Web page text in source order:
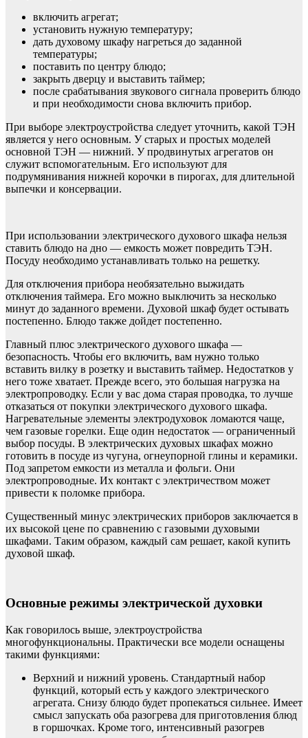
включить агрегат;
установить нужную температуру;
дать духовому шкафу нагреться до заданной
температуры;
поставить по центру блюдо;
закрыть дверцу и выставить таймер;
после срабатывания звукового сигнала проверить блюдо
и при необходимости снова включить прибор.
При выборе электроустройства следует уточнить, какой ТЭН
является у него основным. У старых и простых моделей
основной ТЭН — нижний. У продвинутых агрегатов он
служит вспомогательным. Его используют для
подрумянивания нижней корочки в пирогах, для длительной
выпечки и консервации.
При использовании электрического духового шкафа нельзя
ставить блюдо на дно — емкость может повредить ТЭН.
Посуду необходимо устанавливать только на решетку.
Для отключения прибора необязательно выжидать
отключения таймера. Его можно выключить за несколько
минут до заданного времени. Духовой шкаф будет остывать
постепенно. Блюдо также дойдет постепенно.
Главный плюс электрического духового шкафа —
безопасность. Чтобы его включить, вам нужно только
вставить вилку в розетку и выставить таймер. Недостатков у
него тоже хватает. Прежде всего, это большая нагрузка на
электропроводку. Если у вас дома старая проводка, то лучше
отказаться от покупки электрического духового шкафа.
Нагревательные элементы электродуховок ломаются чаще,
чем газовые горелки. Еще один недостаток — ограниченный
выбор посуды. В электрических духовых шкафах можно
готовить в посуде из чугуна, огнеупорной глины и керамики.
Под запретом емкости из металла и фольги. Они
электропроводные. Их контакт с электричеством может
привести к поломке прибора.
Существенный минус электрических приборов заключается в
их высокой цене по сравнению с газовыми духовыми
шкафами. Таким образом, каждый сам решает, какой купить
духовой шкаф.
Основные режимы электрической духовки
Как говорилось выше, электроустройства
многофункциональны. Практически все модели оснащены
такими функциями:
Верхний и нижний уровень. Стандартный набор
функций, который есть у каждого электрического
агрегата. Снизу блюдо будет пропекаться сильнее. Имеет
смысл запускать оба разогрева для приготовления блюд
в горшочках. Кроме того, интенсивный разогрев